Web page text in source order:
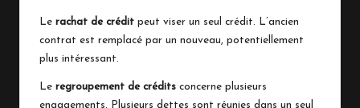
Le rachat de crédit peut viser un seul crédit. L’ancien
contrat est remplacé par un nouveau, potentiellement
plus intéressant.
Le regroupement de crédits concerne plusieurs
engagements. Plusieurs dettes sont réunies dans un seul